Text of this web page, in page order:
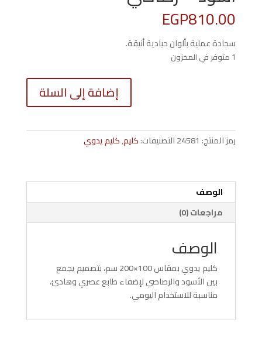
EGP810.00
سجادة عملية بألوان حيادية أنيقة.
1 متوفر في المخزون
كمية
يدوي
إضافة إلى السلة
رمز المنتج: 24581التصنيفات:كليم,كليم يدوي
الوصف
مراجعات (0)
الوصف
كليم يدوي بمقاس 100×200 سم، بتصميم يجمع
بين الأسود والرصاصي لإضفاء طابع عصري وهادئ،
مناسبة للاستخدام اليومي.